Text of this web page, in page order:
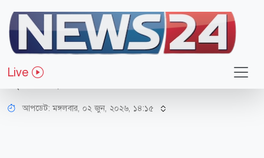
Live
স্বাস্থ্য
জীবন বৃক্ষ ‘সাজনা’ — এক মহৌষধ ও
সুপার ফুড
আপডেট: মঙ্গলবার, ০২ জুন, ২০২৬, ১৪:১৫